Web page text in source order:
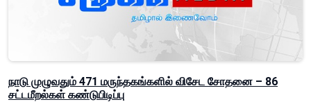
நாடு முழுவதும் 471 மருந்தகங்களில் விசேட சோதனை – 86
சட்டமீறல்கள் கண்டுபிடிப்பு